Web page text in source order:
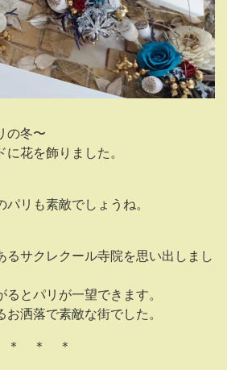
の冬〜
花を飾りました。
リも素敵でしょうね。
るサクレクール寺院を思い出しまし
とパリが一望できます。
洒落で素敵な街でした。
＊ ＊